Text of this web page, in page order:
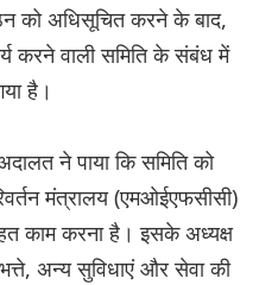
को अधिसूचित करने के बाद,
करने वाली समिति के संबंध में
है।
ने पाया कि समिति को
मंत्रालय (एमओईएफसीसी)
काम करना है। इसके अध्यक्ष
अन्य सुविधाएं और सेवा की